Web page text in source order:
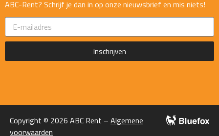
ABC-Rent? Schrijf je dan in op onze nieuwsbrief en mis niets!
Inschrijven
Copyright © 2026 ABC Rent – Algemene
voorwaarden